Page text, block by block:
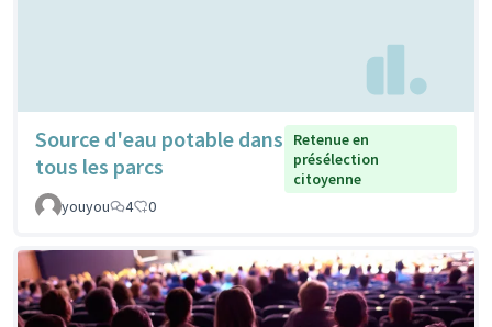
Source d'eau potable dans
tous les parcs
Retenue en
présélection
citoyenne
youyou
4 0